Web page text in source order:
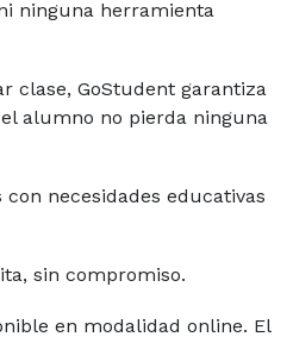
ninguna herramienta
clase, GoStudent garantiza
alumno no pierda ninguna
necesidades educativas
sin compromiso.
en modalidad online. El